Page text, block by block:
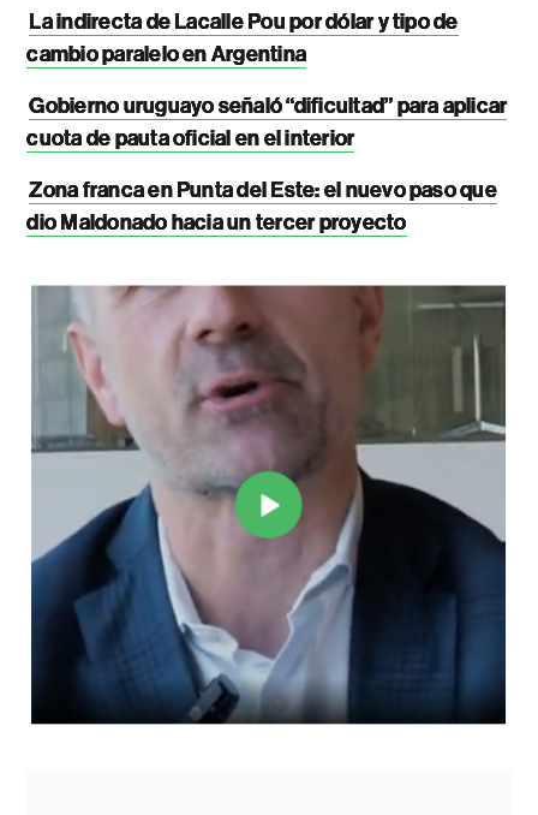
La indirecta de Lacalle Pou por dólar y tipo de
cambio paralelo en Argentina
Gobierno uruguayo señaló “dificultad” para aplicar
cuota de pauta oficial en el interior
Zona franca en Punta del Este: el nuevo paso que
dio Maldonado hacia un tercer proyecto